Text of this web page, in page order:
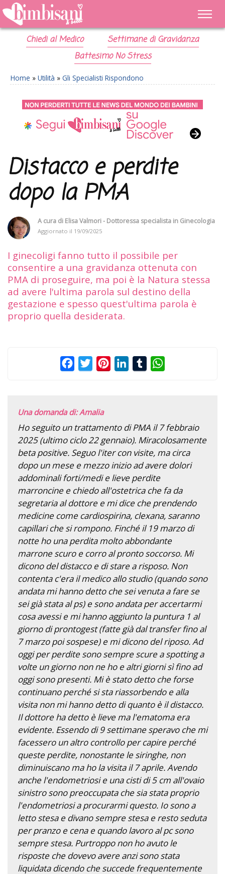
Chiedi al Medico
Settimane di Gravidanza
Battesimo No Stress
Home » Utilità » Gli Specialisti Rispondono
Distacco e perdite
dopo la PMA
A cura di Elisa Valmori - Dottoressa specialista in Ginecologia
Aggiornato il 19/09/2025
I ginecoligi fanno tutto il possibile per
consentire a una gravidanza ottenuta con
PMA di proseguire, ma poi è la Natura stessa
ad avere l'ultima parola sul destino della
gestazione e spesso quest'ultima parola è
proprio quella desiderata.
FacebookTwitterPinterestLinkedInTumblr
Una domanda di: Amalia
Ho seguito un trattamento di PMA il 7 febbraio
2025 (ultimo ciclo 22 gennaio). Miracolosamente
beta positive. Seguo l'iter con visite, ma circa
dopo un mese e mezzo inizio ad avere dolori
addominali forti/medi e lieve perdite
marroncine e chiedo all'ostetrica che fa da
segretaria al dottore e mi dice che prendendo
medicine come cardiospirina, clexana, saranno
capillari che si rompono. Finché il 19 marzo di
notte ho una perdita molto abbondante
marrone scuro e corro al pronto soccorso. Mi
dicono del distacco e di stare a risposo. Non
contenta c'era il medico allo studio (quando sono
andata mi hanno detto che sei venuta a fare se
sei già stata al ps) e sono andata per accertarmi
cosa avessi e mi hanno aggiunto la puntura 1 al
giorno di prontogest (fatte già dal transfer fino al
7 marzo poi sospese) e mi dicono del riposo. Ad
oggi per perdite sono sempre scure a spotting a
volte un giorno non ne ho e altri giorni sì fino ad
oggi sono presenti. Mi è stato detto che forse
continuano perché si sta riassorbendo e alla
visita non mi hanno detto di quanto è il distacco.
Il dottore ha detto è lieve ma l'ematoma era
evidente. Essendo di 9 settimane speravo che mi
facessero un altro controllo per capire perché
queste perdite, nonostante le siringhe, non
diminuiscano ma ho la visita il 7 aprile. Avendo
anche l'endometriosi e una cisti di 5 cm all'ovaio
sinistro sono preoccupata che sia stata proprio
l'endometriosi a procurarmi questo. Io sono a
letto stesa e divano sempre stesa e resto seduta
per pranzo e cena e quando lavoro al pc sono
sempre stesa. Purtroppo non ho avuto le
risposte che dovevo avere anzi sono stata
liquidata dicendo che succede frequentemente